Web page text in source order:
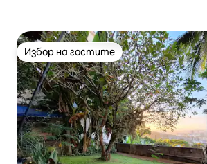
Избор на гостите
Избор на гостите